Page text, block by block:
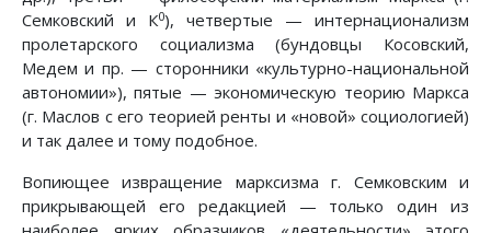
Семковский и К0), четвертые — интернационализм
пролетарского социализма (бундовцы Косовский,
Медем и пр. — сторонники «культурно-национальной
автономии»), пятые — экономическую теорию Маркса
(г. Маслов с его теорией ренты и «новой» социологией)
и так далее и тому подобное.
Вопиющее извращение марксизма г. Семковским и
прикрывающей его редакцией — только один из